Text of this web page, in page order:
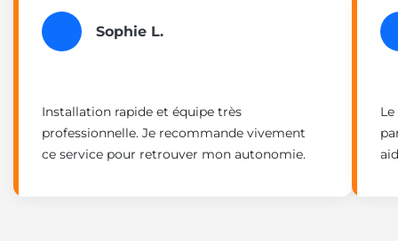
Sophie L.
Installation rapide et équipe très
professionnelle. Je recommande vivement
ce service pour retrouver mon autonomie.